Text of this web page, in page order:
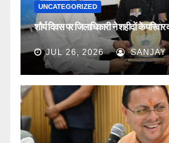
UNCATEGORIZED
शौर्य दिवस पर जिलाधिकारी ने शहीदों के परिवार
JUL 26, 2026 SANJAY